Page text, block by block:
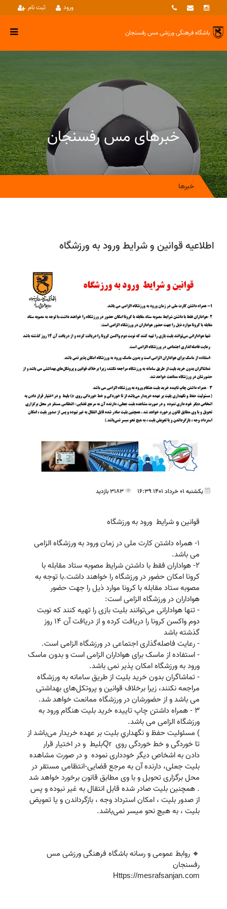
ثبت نام ورود
باشگاه فرهنگی ورزشیمس رفسنجان
خبرهای مس رفسنجان
خبرها
اطلاعیه قوانین و شرایط ورود به ورزشگاه
یکشنبه 01 خرداد 1401 16:39
قوانین و شرایط ورود به ورزشگاه
1- همراه داشتن کارت ملی در زمان ورود به ورزشگاه الزامی
می باشد.
2- هواداران فقط با داشتن شرایط مصوبه ستاد مقابله با
کرونا امکان حضور در ورزشگاه را خواهند داشت.با توجه به
مصوبه ستاد مقابله با کرونا موارد ذیل را جهت حضور
هواداران در ورزشگاه الزامی است:
- تنها هوادارانی می‌توانند بلیت بازی را تهیه کنند که نوبت
دوم واکسن کرونا را دریافت کرده و از دریافت آن 14 روز
گذشته باشد
- رعایت فاصله‌گذاری اجتماعی در ورزشگاه الزامی است.
- استفاده از ماسک برای هواداران الزامی است و بدون ماسک
ورود به ورزشگاه امکان پذیر نمی باشد.
- تماشاگران بدون خرید بلیت از طریق سامانه به ورزشگاه
مراجعه نکنند، زیرا برخلاف قوانین و پروتکل‌های بهداشتی
می باشد و از حضورشان در ورزشگاه ممانعت خواهد شد.
3 - همراه داشتن چاپ تاییده خرید بلیت هنگام ورود به
ورزشگاه الزامی می باشد.
) مسئوليت حفظ و نگهداري بليت بر عهده خريدار می‌باشد از
تا خوردگی و خط خوردگی روی Qrبلیط و در اختیار قرار
دادن به اشخاص دیگر خودداری نموده و در صورت مشاهده
بلیت جعلی، دارنده آن به مرجع قضایی-انتظامی مستقر در
محل برگزاری تحویل و با وی مطابق قانون برخورد خواهد شد
. همچنین بليت صادر شده قابل انتقال به غیر نبوده و پس
از صدور بلیت ، امكان استرداد وجه ، بازگرداندن و یا تعویض
بلیت ، به هیچ نحو میسر نمی‌باشد.
🔸 روابط عمومی و رسانه باشگاه فرهنگی ورزشی مس
رفسنجان
Https://mesrafsanjan.com